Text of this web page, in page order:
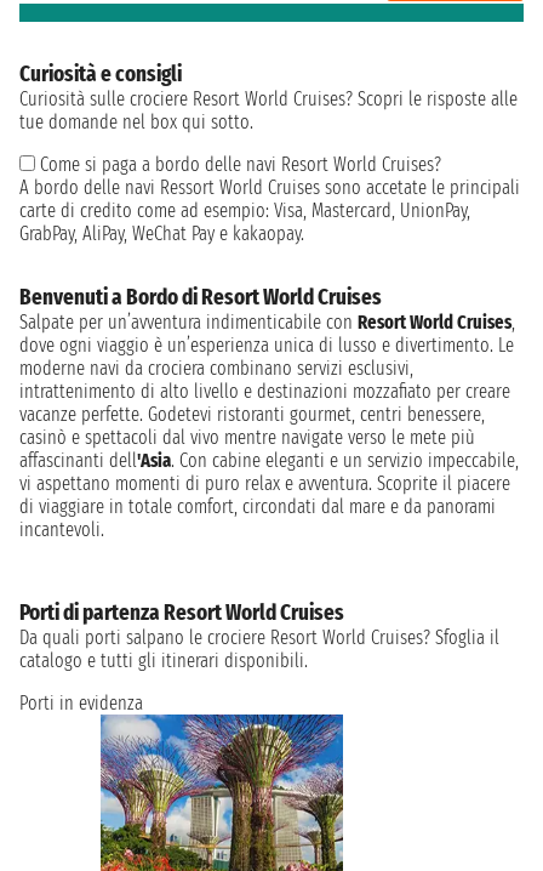
Curiosità e consigli
Curiosità sulle crociere Resort World Cruises? Scopri le risposte alle
tue domande nel box qui sotto.
Come si paga a bordo delle navi Resort World Cruises?
A bordo delle navi Ressort World Cruises sono accetate le principali
carte di credito come ad esempio: Visa, Mastercard, UnionPay,
GrabPay, AliPay, WeChat Pay e kakaopay.
Benvenuti a Bordo di Resort World Cruises
Salpate per un’avventura indimenticabile con Resort World Cruises,
dove ogni viaggio è un’esperienza unica di lusso e divertimento. Le
moderne navi da crociera combinano servizi esclusivi,
intrattenimento di alto livello e destinazioni mozzafiato per creare
vacanze perfette. Godetevi ristoranti gourmet, centri benessere,
casinò e spettacoli dal vivo mentre navigate verso le mete più
affascinanti dell'Asia. Con cabine eleganti e un servizio impeccabile,
vi aspettano momenti di puro relax e avventura. Scoprite il piacere
di viaggiare in totale comfort, circondati dal mare e da panorami
incantevoli.
Porti di partenza Resort World Cruises
Da quali porti salpano le crociere Resort World Cruises? Sfoglia il
catalogo e tutti gli itinerari disponibili.
Porti in evidenza